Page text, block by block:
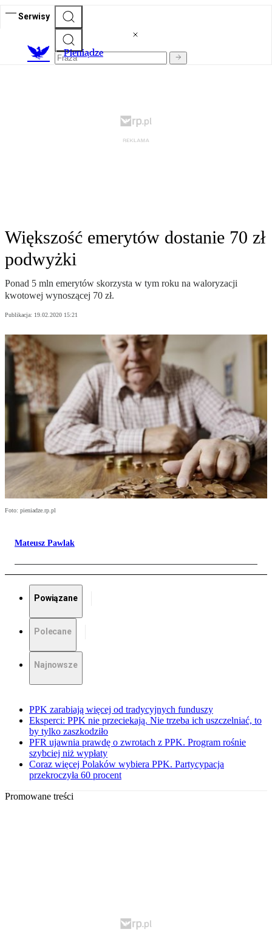
Serwisy
Pieniądze
Większość emerytów dostanie 70 zł
podwyżki
Ponad 5 mln emerytów skorzysta w tym roku na waloryzacji
kwotowej wynoszącej 70 zł.
Publikacja: 19.02.2020 15:21
Foto: pieniadze.rp.pl
Mateusz Pawlak
Powiązane
Polecane
Najnowsze
PPK zarabiają więcej od tradycyjnych funduszy
Eksperci: PPK nie przeciekają. Nie trzeba ich uszczelniać, to
by tylko zaszkodziło
PFR ujawnia prawdę o zwrotach z PPK. Program rośnie
szybciej niż wypłaty
Coraz więcej Polaków wybiera PPK. Partycypacja
przekroczyła 60 procent
Promowane treści